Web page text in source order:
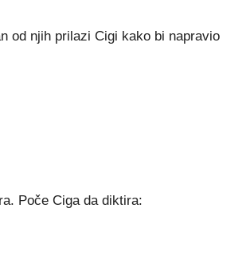
od njih prilazi Cigi kako bi napravio
Poče Ciga da diktira: